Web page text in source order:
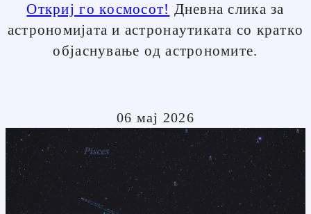
Откриј го космосот! Дневна слика за
астрономијата и астронаутиката со кратко
објаснување од астрономите.
06 мај 2026